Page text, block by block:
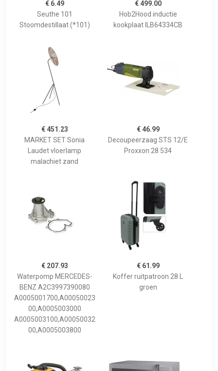
€ 6.49
Seuthe 101
Stoomdestillaat (*101)
€ 499.00
Hob2Hood inductie
kookplaat ILB64334CB
€ 451.23
MARKET SET Sonia
Laudet vloerlamp
malachiet zand
€ 46.99
Decoupeerzaag STS 12/E
Proxxon 28 534
€ 207.93
Waterpomp MERCEDES-
BENZ A2C3997390080
A0005001700,A00050023
00,A0005003000
A0005003100,A00050032
00,A0005003800
€ 61.99
Koffer ruitpatroon 28 L
groen